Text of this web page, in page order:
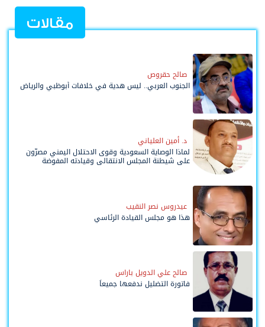
مقالات
صالح حقروص
الجنوب العربي.. ليس هدية في خلافات أبوظبي والرياض
د. أمين العلياني
لماذا الوصاية السعودية وقوى الاحتلال اليمني مصرّون
على شيطنة المجلس الانتقالي وقيادته المفوضة
عيدروس نصر النقيب
هذا هو مجلس القيادة الرئاسي
صالح علي الدويل باراس
فاتورة التضليل ندفعها جميعاً